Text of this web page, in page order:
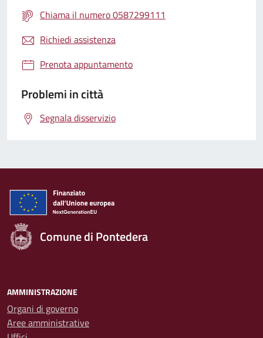
Chiama il numero 0587299111
Richiedi assistenza
Prenota appuntamento
Problemi in città
Segnala disservizio
Comune di Pontedera
AMMINISTRAZIONE
Organi di governo
Aree amministrative